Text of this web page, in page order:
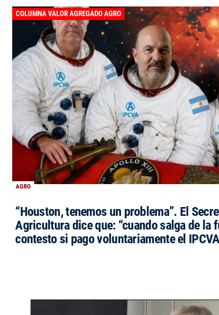
AGRO
COLUMNA VALOR AGREGADO AGRO
“Houston, tenemos un problema”. El
Agricultura dice que: “cuando salga de la
contesto si pago voluntariamente el